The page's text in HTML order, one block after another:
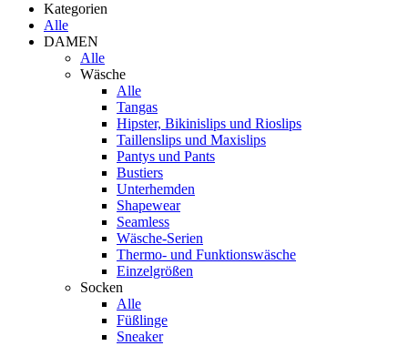
Kategorien
Alle
DAMEN
Alle
Wäsche
Alle
Tangas
Hipster, Bikinislips und Rioslips
Taillenslips und Maxislips
Pantys und Pants
Bustiers
Unterhemden
Shapewear
Seamless
Wäsche-Serien
Thermo- und Funktionswäsche
Einzelgrößen
Socken
Alle
Füßlinge
Sneaker